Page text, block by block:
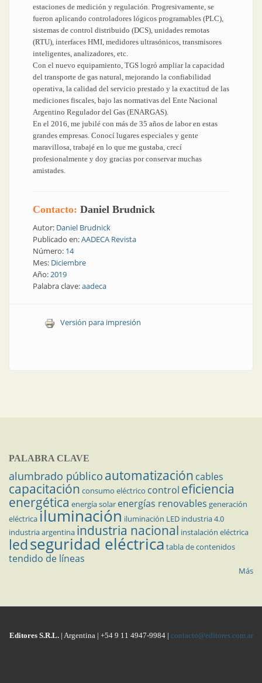
estaciones de medición y regulación. Progresivamente, se
fueron aplicando controladores lógicos programables (PLC),
sistemas de control distribuido (DCS), unidades remotas
(RTU), interfaces HMI, medidores ultrasónicos, transmisores
inteligentes, analizadores, etc.
Con el nuevo equipamiento, TGS logró ampliar la capacidad
del transporte de gas natural, mejorando la confiabilidad
operativa, la calidad del servicio prestado y la exactitud de las
mediciones fiscales, bajo las normativas del Ente Nacional
Argentino Regulador del Gas (ENARGAS).
En el 2016, me jubilé con más de 35 años de labor en estas
grandes empresas. Conocí lugares especiales y gente
maravillosa, trabajé en lo que me gustaba, crecí
profesionalmente y doy gracias por conservar muchas
amistades.
Contacto: Daniel Brudnick
Autor: Daniel Brudnick
Publicado en:AADECA Revista
Número: 14
Mes: Diciembre
Año:2019
Palabra clave:aadeca
Versión para impresión
PALABRA CLAVE
alumbrado público automatización cables
capacitación consumo eléctrico control eficiencia
energética energía solar energías renovables generación
eléctricailuminación iluminación LED industria 4.0
industria argentina industria nacional instalación eléctrica
ledseguridad eléctrica tabla de contenidos
tendido de líneas
Más
Editores S.R.L.| Argentina | +54 9 11 4947-9984 | contacto@editores.com.ar